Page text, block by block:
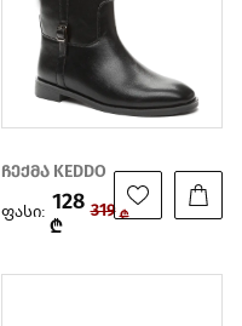
ჩექმა KEDDO
ფასი: 128
₾
319 ₾